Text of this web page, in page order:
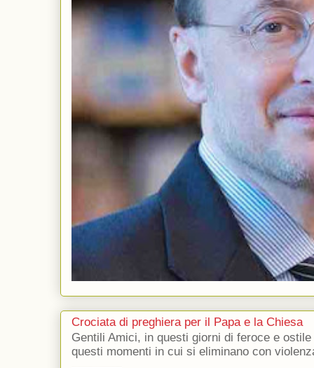
Crociata di preghiera per il Papa e la Chiesa
Gentili Amici, in questi giorni di feroce e
questi momenti in cui si eliminano con